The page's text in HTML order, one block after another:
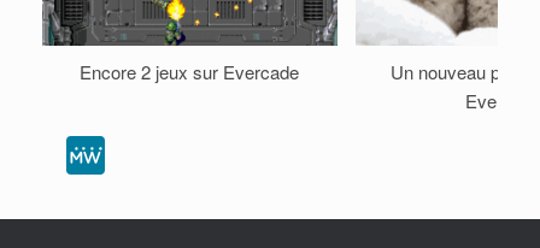
Encore 2 jeux sur Evercade
Un nouveau pâté
Evercade
W